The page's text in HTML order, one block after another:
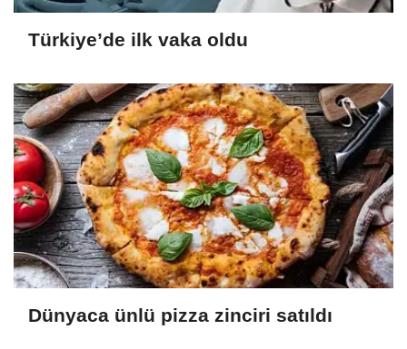
Türkiye’de ilk vaka oldu
Dünyaca ünlü pizza zinciri satıldı